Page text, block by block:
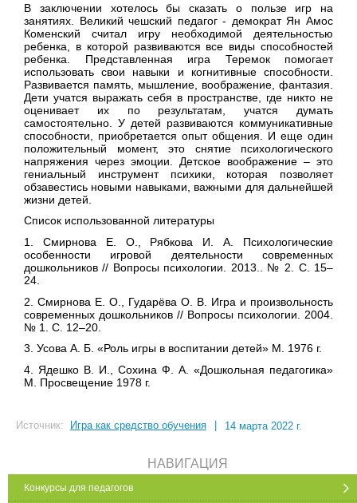
В заключении хотелось бы сказать о пользе игр на
занятиях. Великий чешский педагог - демократ Ян Амос
Коменский считал игру необходимой деятельностью
ребенка, в которой развиваются все виды способностей
ребенка. Представленная игра Теремок помогает
использовать свои навыки и когнитивные способности.
Развивается память, мышление, воображение, фантазия.
Дети учатся выражать себя в пространстве, где никто не
оценивает их по результатам, учатся думать
самостоятельно. У детей развиваются коммуникативные
способности, приобретается опыт общения. И еще один
положительный момент, это снятие психологического
напряжения через эмоции. Детское воображение – это
гениальный инструмент психики, которая позволяет
обзавестись новыми навыками, важными для дальнейшей
жизни детей.
Список использованной литературы
1. Смирнова Е. О., Рябкова И. А. Психологические
особенности игровой деятельности современных
дошкольников // Вопросы психологии. 2013.. № 2. С. 15–
24.
2. Смирнова Е. О., Гударёва О. В. Игра и произвольность
современных дошкольников // Вопросы психологии. 2004.
№ 1. С. 12–20.
3. Усова А. Б. «Роль игры в воспитании детей» М. 1976 г.
4. Ядешко В. И., Сохина Ф. А. «Дошкольная педагогика»
М. Просвещение 1978 г.
Источник: Игра как средство обучения 14 марта 2022 г.
НАВИГАЦИЯ
Конкурсы для педагогов